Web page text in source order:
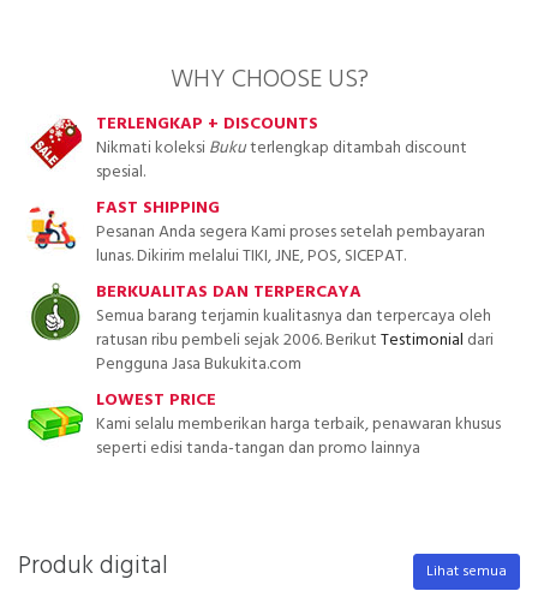
WHY CHOOSE US?
TERLENGKAP + DISCOUNTS
Nikmati koleksiBukuterlengkap ditambah discount
spesial.
FAST SHIPPING
Pesanan Anda segera Kami proses setelah pembayaran
lunas. Dikirim melalui TIKI, JNE, POS, SICEPAT.
BERKUALITAS DAN TERPERCAYA
Semua barang terjamin kualitasnya dan terpercaya oleh
ratusan ribu pembeli sejak 2006. BerikutTestimonial dari
Pengguna Jasa Bukukita.com
LOWEST PRICE
Kami selalu memberikan harga terbaik, penawaran khusus
seperti edisi tanda-tangan dan promo lainnya
Produk digital Lihat semua